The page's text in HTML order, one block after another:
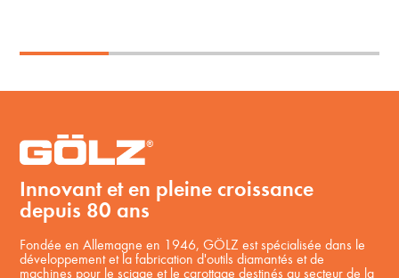
Innovant et en pleine croissance
depuis 80 ans
Fondée en Allemagne en 1946, GÖLZ est spécialisée dans le
développement et la fabrication d'outils diamantés et de
machines pour le sciage et le carottage destinés au secteur de la